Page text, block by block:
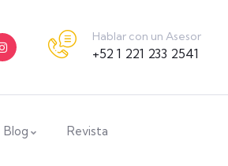
Hablar con un Asesor
+52 1 221 233 2541
Blog Revista